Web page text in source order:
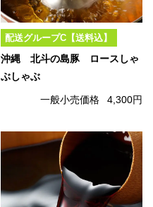
配送グループC【送料込】
沖縄 北斗の島豚 ロースしゃ
ぶしゃぶ
一般小売価格 4,300円